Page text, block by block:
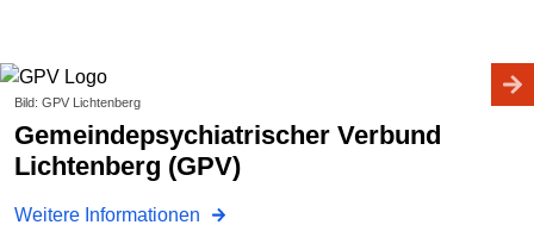
Bild: GPV Lichtenberg
Gemeindepsychiatrischer Verbund
Lichtenberg (GPV)
Weitere Informationen